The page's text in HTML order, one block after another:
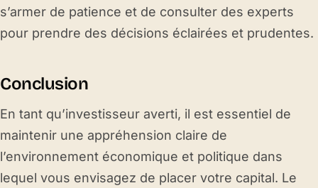
s’armer de patience et de consulter des experts
pour prendre des décisions éclairées et prudentes.
Conclusion
En tant qu’investisseur averti, il est essentiel de
maintenir une appréhension claire de
l’environnement économique et politique dans
lequel vous envisagez de placer votre capital. Le